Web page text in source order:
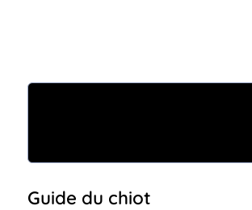
Guide du chiot